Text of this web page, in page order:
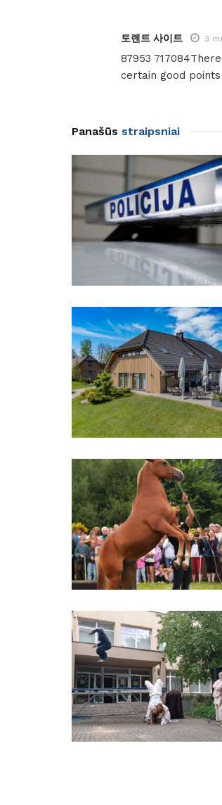
토렌트 사이트 3
87953
certain good points
Panašūs straipsniai